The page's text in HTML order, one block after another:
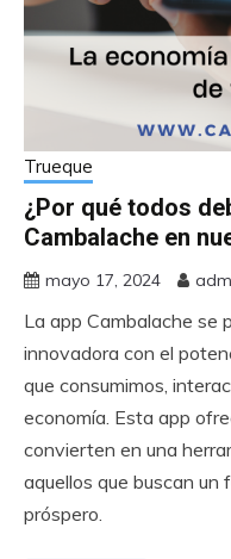
Trueque
¿Por qué todos
Cambalache en
mayo 17, 2024
La app Cambalache se
innovadora con el
que consumimos,
economía. Esta app
convierten en una
aquellos que buscan un
próspero.